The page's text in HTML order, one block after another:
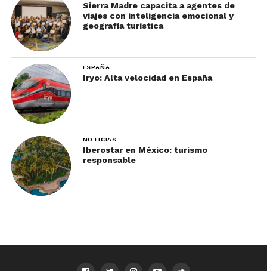
Sierra Madre capacita a agentes de
viajes con inteligencia emocional y
geografía turística
ESPAÑA
Iryo: Alta velocidad en España
NOTICIAS
Iberostar en México: turismo
responsable